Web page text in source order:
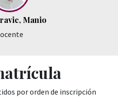
Manio
por orden de inscripción